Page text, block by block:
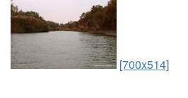
[700x514]